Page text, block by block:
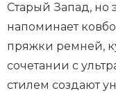
Старый Запад, но
напоминает
пряжки ремней,
сочетании с
стилем создают